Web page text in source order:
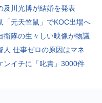
及川光博が結婚を発表
「元天竺鼠」でKOC出場へ
衛隊の生々しい映像が物議
人 仕事ゼロの原因はマネ
ンイチに「叱責」3000件